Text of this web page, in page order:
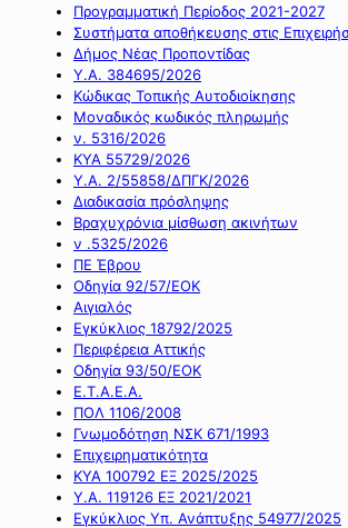
Προγραμματική Περίοδος 2021-2027
Συστήματα αποθήκευσης στις
Δήμος Νέας Προποντίδας
Υ.Α. 384695/2026
Κώδικας Τοπικής Αυτοδιοίκησης
Μοναδικός κωδικός πληρωμής
ν. 5316/2026
ΚΥΑ 55729/2026
Υ.Α. 2/55858/ΔΠΓΚ/2026
Διαδικασία πρόσληψης
Βραχυχρόνια μίσθωση ακινήτων
ν .5325/2026
ΠΕ Έβρου
Οδηγία 92/57/ΕΟΚ
Αιγιαλός
Εγκύκλιος 18792/2025
Περιφέρεια Αττικής
Οδηγία 93/50/ΕΟΚ
Ε.Τ.Α.Ε.Α.
ΠΟΛ 1106/2008
Γνωμοδότηση ΝΣΚ 671/1993
Επιχειρηματικότητα
ΚΥΑ 100792 ΕΞ 2025/2025
Υ.Α. 119126 ΕΞ 2021/2021
Εγκύκλιος Υπ. Ανάπτυξης 54977/2025